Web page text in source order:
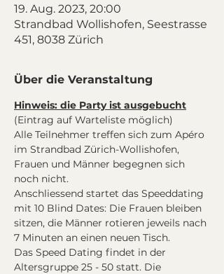
19. Aug. 2023, 20:00
Strandbad Wollishofen, Seestrasse
451, 8038 Zürich
Über die Veranstaltung
Hinweis: die Party ist ausgebucht
(Eintrag auf Warteliste möglich)
Alle Teilnehmer treffen sich zum Apéro
im Strandbad Zürich-Wollishofen,
Frauen und Männer begegnen sich
noch nicht.
Anschliessend startet das Speeddating
mit 10 Blind Dates: Die Frauen bleiben
sitzen, die Männer rotieren jeweils nach
7 Minuten an einen neuen Tisch.
Das Speed Dating findet in der
Altersgruppe 25 - 50 statt. Die